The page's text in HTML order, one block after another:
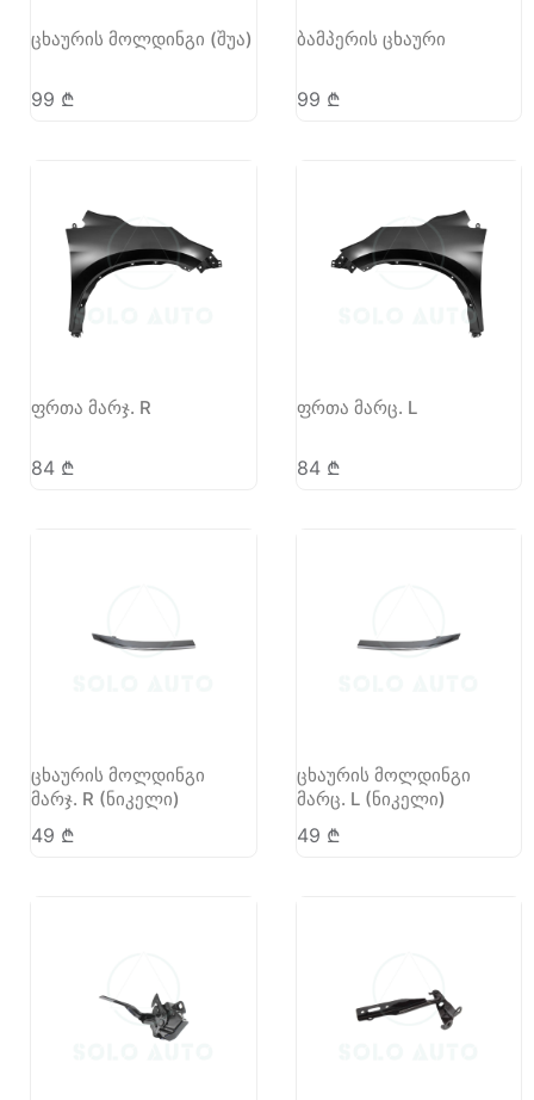
ცხაურის მოლდინგი (შუა)
99 ₾
ბამპერის ცხაური
99 ₾
ფრთა მარჯ. R
84 ₾
ფრთა მარც. L
84 ₾
ცხაურის მოლდინგი
მარჯ. R (ნიკელი)
49 ₾
ცხაურის მოლდინგი
მარც. L (ნიკელი)
49 ₾